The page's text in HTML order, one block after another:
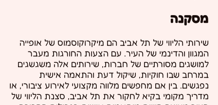
מסקנה
שירותי הליווי של תל אביב הם מיקרוקוסמוס של אופייה
המגוון והדינמי של העיר. עם הצעות החורגות מעבר
למושגים מסורתיים של חברות, שירותים אלה משגשגים
במרחב שבו חוקיות, שיקול דעת והתאמה אישית
נפגשים. בין אם מחפשים מלווה מקצועי לאירוע ציבורי, או
מדריך מקומי בקיא לחקור את תל אביב, סצנת הליווי של